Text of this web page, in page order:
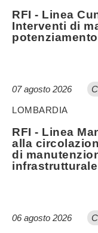
RFI - Linea
Interventi di
07 agosto 2026
LOMBARDIA
RFI - Linea
alla
di
infrastrutturale
06 agosto 2026